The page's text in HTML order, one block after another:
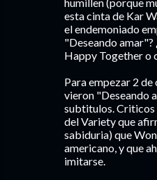
esta cinta de Kar
el endemoniado
"Deseando amar"?
Happy Together o
Para empezar 2 de
vieron "Deseando
subtitulos. Criticos
del Variety que
sabiduria) que
americano, y que
imitarse.